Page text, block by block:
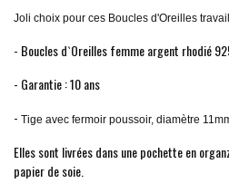
Joli choix pour ces Boucles d'Oreilles
- Boucles d`Oreilles femme argent rhodié
- Garantie : 10 ans
- Tige avec fermoir poussoir, diamètre
Elles sont livrées dans une pochette en
papier de soie.